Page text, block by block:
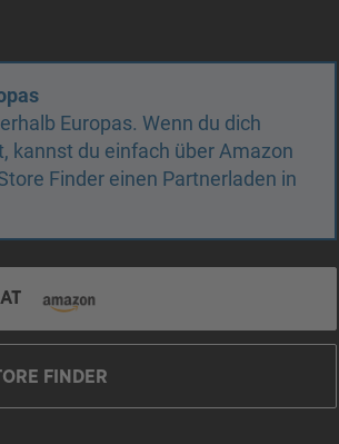
Europas. Wenn du dich
kannst du einfach über Amazon
Finder einen Partnerladen in
FINDER